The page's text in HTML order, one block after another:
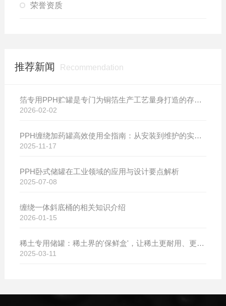
荣誉资质
推荐新闻 Recommendation
箔专用PPH贮罐是专门为铜箔生产工艺量身打造的存储设备
2026-02-02
PPH缠绕加药罐高效使用全指南：从安装到维护的实用技巧
2025-11-17
PPH卧式储罐在工业领域的应用与设计要点解析
2025-07-08
缠绕一体斜底桶的相关知识介绍
2026-01-15
稀土专用储罐：稀土界的'保鲜盒'，让稀土更耐用、更值钱！
2025-03-11